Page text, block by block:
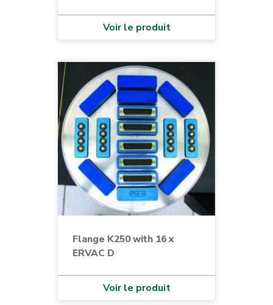
Voir le produit
Flange K250 with 16 x
ERVAC D
Voir le produit